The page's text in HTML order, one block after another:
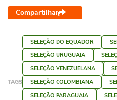
Compartilhar
TAGS
SELEÇÃO DO EQUADOR
SELEÇÃO URUGUAIA
SELEÇÃO VENEZUELANA
SELEÇÃO COLOMBIANA
SELEÇÃO PARAGUAIA